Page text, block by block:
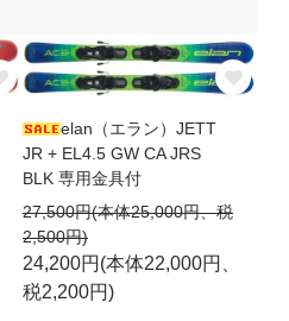
elan（エラン）JETT
JR + EL4.5 GW CA JRS
BLK 専用金具付
27,500円(本体25,000円、税
2,500円)
24,200円(本体22,000円、
税2,200円)